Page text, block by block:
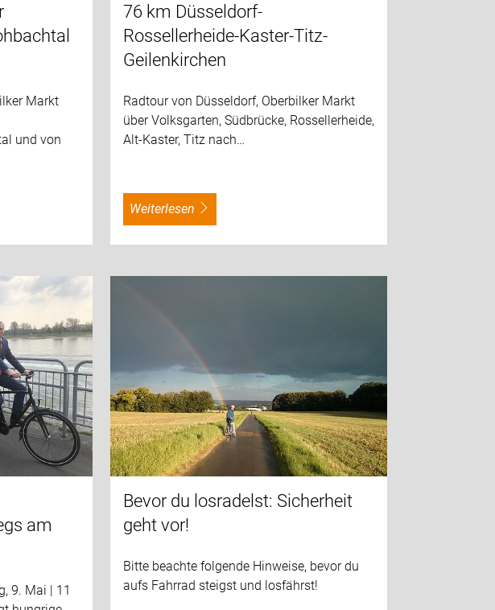
Markt
und von
76 km Düsseldorf-
Rossellerheide-Kaster-Titz-
Geilenkirchen
Radtour von Düsseldorf, Oberbilker Markt
über Volksgarten, Südbrücke, Rossellerheide,
Alt-Kaster, Titz nach…
weiterlesen
am
9. Mai | 11
Bevor du losradelst: Sicherheit
geht vor!
Bitte beachte folgende Hinweise, bevor du
aufs Fahrrad steigst und losfährst!